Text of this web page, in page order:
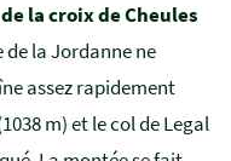
la croix de Cheules
de la Jordanne ne
assez rapidement
m) et le col de Legal